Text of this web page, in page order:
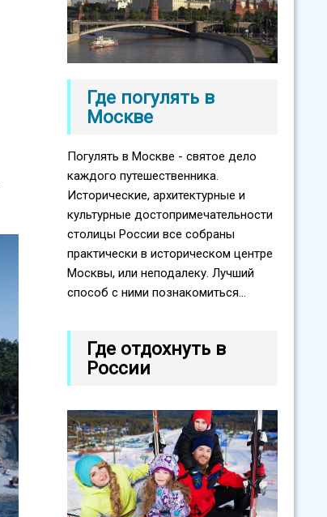
Где погулять в
Москве
Погулять в Москве - святое дело
каждого путешественника.
Исторические, архитектурные и
культурные достопримечательности
столицы России все собраны
практически в историческом центре
Москвы, или неподалеку. Лучший
способ с ними познакомиться...
Где отдохнуть в
России